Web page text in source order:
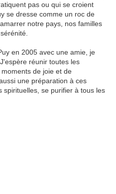
pas ou qui se croient
se dresse comme un roc de
notre pays, nos familles
en 2005 avec une amie, je
réunir toutes les
de joie et de
une préparation à ces
se purifier à tous les